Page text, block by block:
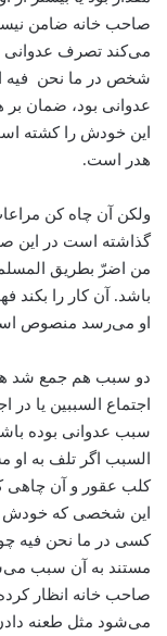
صاحب خانه ضامن
می‌کند تصرف عدوانی
شخص در ما نحن فیه
عدوانی بود، ضمان
این خودش را کشته
هدر است.
ولکن آن چاه کن
گذاشته است در این
من اضرّ بطریق
باشد. آن کار را
او می‌رسد منصوص
دو سبب هم جمع شد
اجتماع السببین یا
سبب عدوانی بوده
السبب اگر تلف به
کلب عقور و آن چاهی
این شخصی که خودش
کسی در ما نحن فیه
مستند به آن سبب
صاحب خانه انظار
می‌شود مثل طعنه